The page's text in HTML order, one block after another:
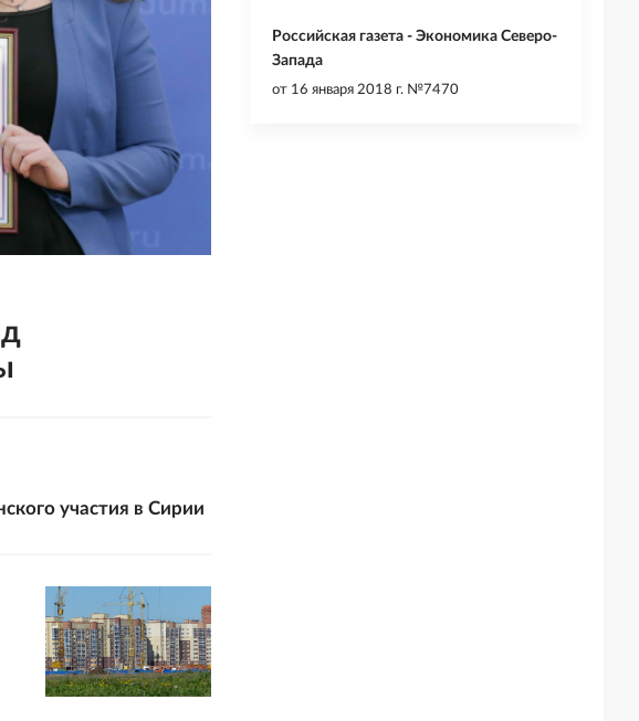
участия в Сирии
Российская газета - Экономика Северо-
Запада
от 16 января 2018 г. №7470